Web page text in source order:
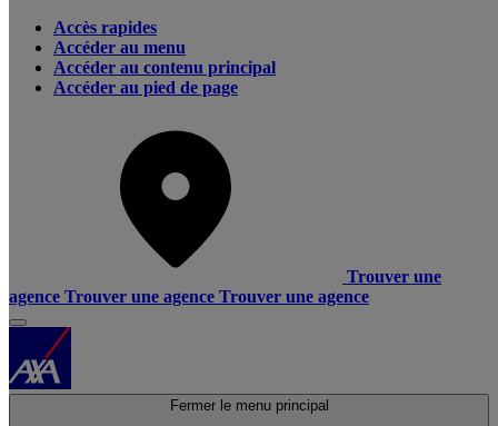
Accès rapides
Accéder au menu
Accéder au contenu principal
Accéder au pied de page
Trouver une
agence Trouver une agence Trouver une agence
Fermer le menu principal